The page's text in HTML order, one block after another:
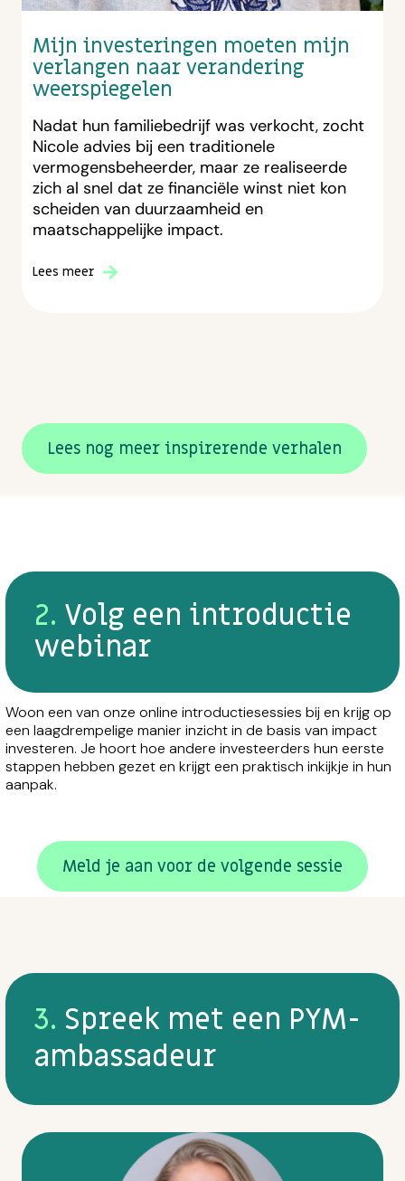
Mijn investeringen moeten mijn
verlangen naar verandering
weerspiegelen
Nadat hun familiebedrijf was verkocht, zocht
Nicole advies bij een traditionele
vermogensbeheerder, maar ze realiseerde
zich al snel dat ze financiële winst niet kon
scheiden van duurzaamheid en
maatschappelijke impact.
Lees meer
Lees nog meer inspirerende verhalen
2. Volg een introductie
webinar
Woon een van onze online introductiesessies bij en krijg op
een laagdrempelige manier inzicht in de basis van impact
investeren. Je hoort hoe andere investeerders hun eerste
stappen hebben gezet en krijgt een praktisch inkijkje in hun
aanpak.
Meld je aan voor de volgende sessie
3. Spreek met een PYM-
ambassadeur